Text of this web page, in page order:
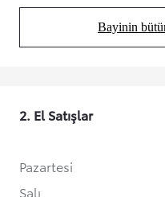
Bayinin
2. El Satışlar
Pazartesi
Salı